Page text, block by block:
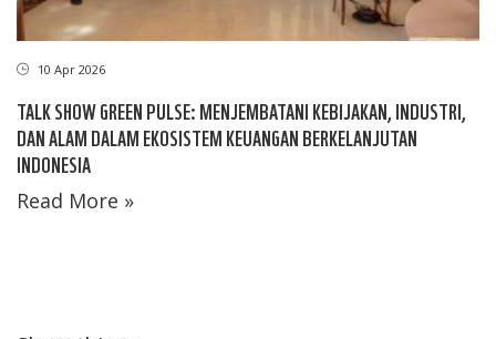
10 Apr 2026
TALK SHOW GREEN PULSE: MENJEMBATANI KEBIJAKAN, INDUSTRI,
DAN ALAM DALAM EKOSISTEM KEUANGAN BERKELANJUTAN
INDONESIA
Read More »